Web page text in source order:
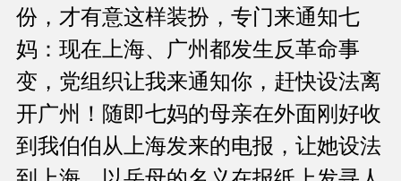
份，才有意这样装扮，专门来通知七
妈：现在上海、广州都发生反革命事
变，党组织让我来通知你，赶快设法离
开广州！随即七妈的母亲在外面刚好收
到我伯伯从上海发来的电报，让她设法